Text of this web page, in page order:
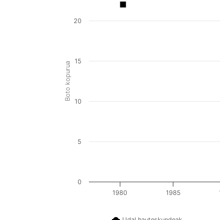
Boto kopurua
1980 1985
0
5
10
15
20